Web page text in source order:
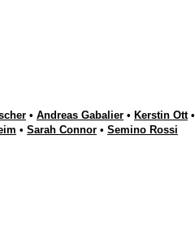
• Andreas Gabalier • Kerstin Ott•
• Sarah Connor • Semino Rossi